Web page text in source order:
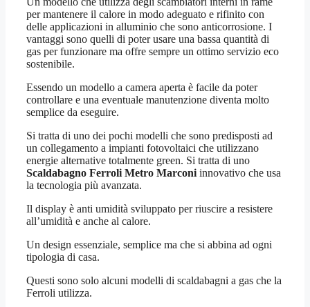
per mantenere il calore in modo adeguato e rifinito con
delle applicazioni in alluminio che sono anticorrosione. I
vantaggi sono quelli di poter usare una bassa quantità di
gas per funzionare ma offre sempre un ottimo servizio eco
sostenibile.
Essendo un modello a camera aperta è facile da poter
controllare e una eventuale manutenzione diventa molto
semplice da eseguire.
Si tratta di uno dei pochi modelli che sono predisposti ad
un collegamento a impianti fotovoltaici che utilizzano
energie alternative totalmente green. Si tratta di uno
Scaldabagno Ferroli Metro Marconi innovativo che usa
la tecnologia più avanzata.
Il display è anti umidità sviluppato per riuscire a resistere
all’umidità e anche al calore.
Un design essenziale, semplice ma che si abbina ad ogni
tipologia di casa.
Questi sono solo alcuni modelli di scaldabagni a gas che la
Ferroli utilizza.